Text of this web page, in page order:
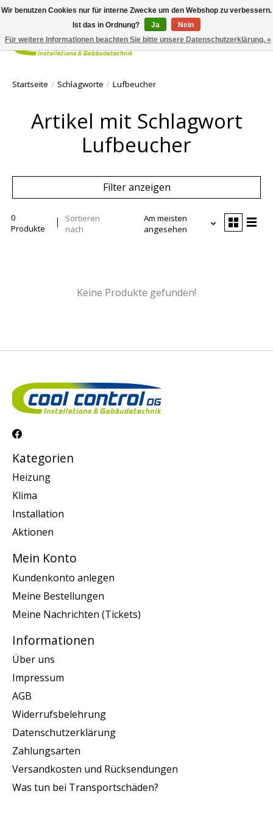
Ihr
Startseite / Schlagworte / Lufbeucher
Artikel mit Schlagwort
Lufbeucher
Filter anzeigen
0
Produkte
Sortieren
nach
Am meisten
angesehen
Keine Produkte gefunden!
Kategorien
Heizung
Klima
Installation
Aktionen
Mein Konto
Kundenkonto anlegen
Meine Bestellungen
Meine Nachrichten (Tickets)
Informationen
Über uns
Impressum
AGB
Widerrufsbelehrung
Datenschutzerklärung
Zahlungsarten
Versandkosten und Rücksendungen
Was tun bei Transportschäden?
Wir benutzen Cookies nur für interne Zwecke um den Webshop zu verbessern.
Ist das in Ordnung?
Ja
Nein
Für weitere Informationen beachten Sie bitte unsere Datenschutzerklärung. »